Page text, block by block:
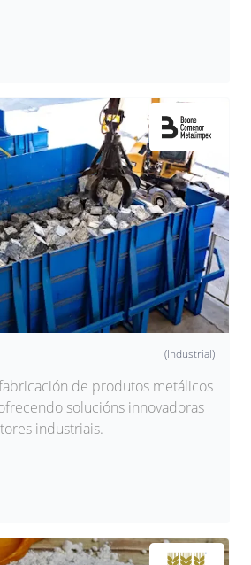
(Industrial)
de produtos metálicos
solucións innovadoras
industriais.